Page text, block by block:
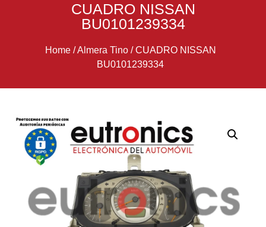
CUADRO NISSAN
BU0101239334
Home/Almera Tino/CUADRO NISSAN
BU0101239334